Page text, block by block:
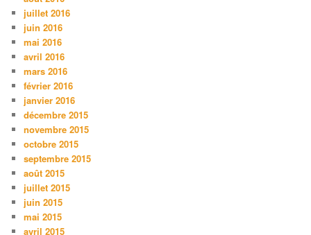
juillet 2016
juin 2016
mai 2016
avril 2016
mars 2016
février 2016
janvier 2016
décembre 2015
novembre 2015
octobre 2015
septembre 2015
août 2015
juillet 2015
juin 2015
mai 2015
avril 2015